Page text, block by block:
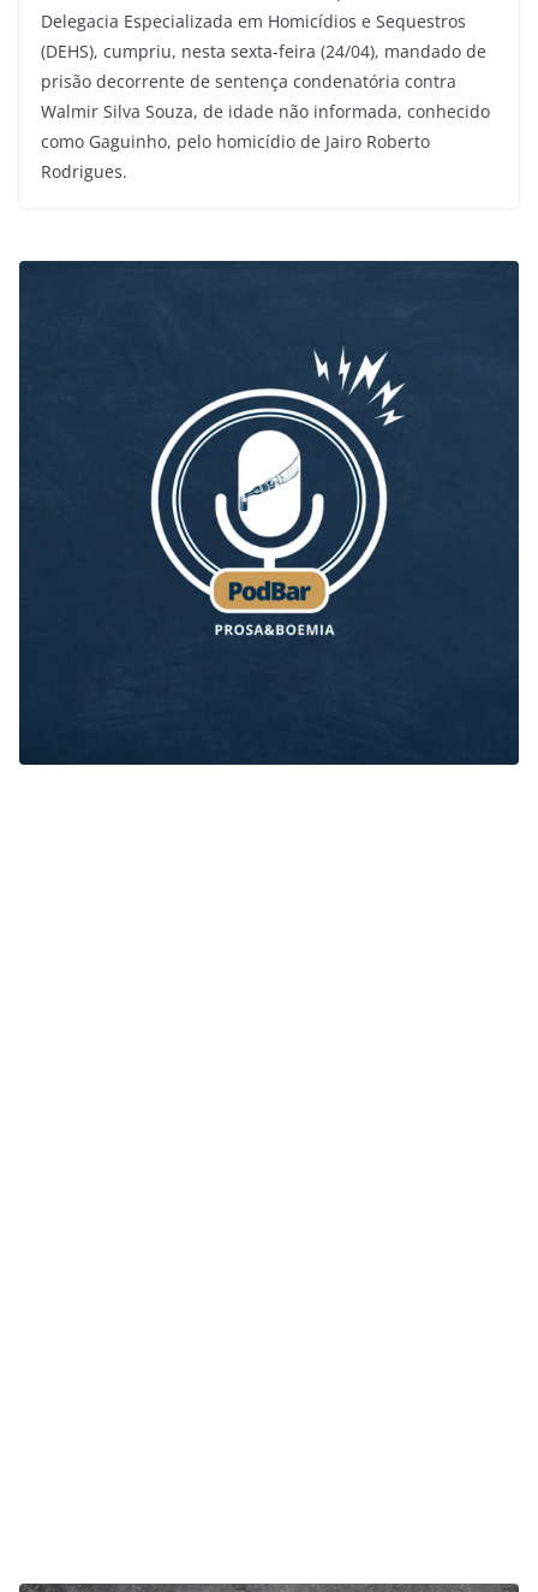
Delegacia Especializada em Homicídios e Sequestros
(DEHS), cumpriu, nesta sexta-feira (24/04), mandado de
prisão decorrente de sentença condenatória contra
Walmir Silva Souza, de idade não informada, conhecido
como Gaguinho, pelo homicídio de Jairo Roberto
Rodrigues.